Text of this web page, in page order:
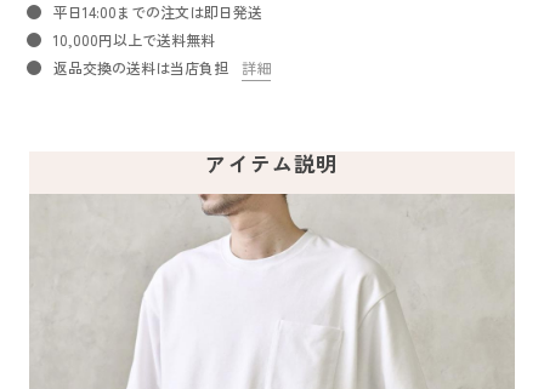
平日14:00までの注文は即日発送
10,000円以上で送料無料
返品交換の送料は当店負担
詳細
アイテム説明